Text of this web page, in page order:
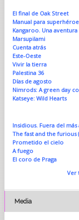
El final de Oak Street
Manual para
Kangaroo. Una
Marsupilami
Cuenta atrás
Este-Oeste
Vivir la tierra
Palestina 36
Días de agosto
Nimrods: A green day
Katseye: Wild Hearts
Insidious. Fuera del más
The fast and the furious
Prometido el cielo
A fuego
El coro de Praga
Ver
Media